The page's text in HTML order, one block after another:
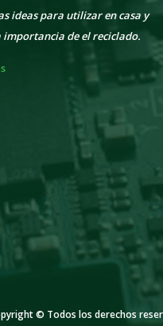
ocuparse de esta tarea, muy
recuperación de tecnología.
© Todos los derechos